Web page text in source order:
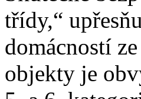
třídy,“
domácností
objekty je